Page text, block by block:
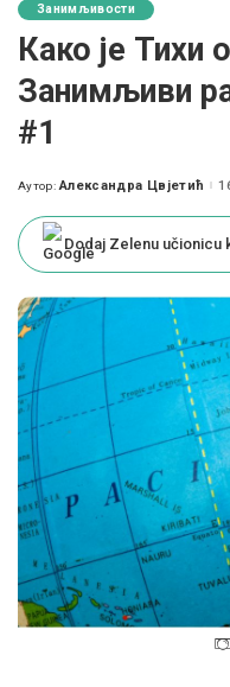
Занимљивости
Како је Тихи
Занимљиви
#1
Posted
Аутор: Александра Цвјетић
Dodaj Zelenu učionicu